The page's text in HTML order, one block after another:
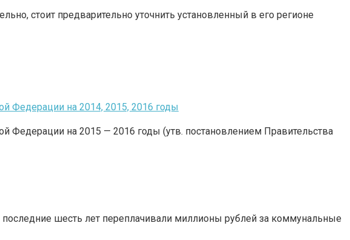
стоит предварительно уточнить установленный в его регионе
Федерации на 2014, 2015, 2016 годы
на 2015 — 2016 годы (утв. постановлением Правительства
шесть лет переплачивали миллионы рублей за коммунальные